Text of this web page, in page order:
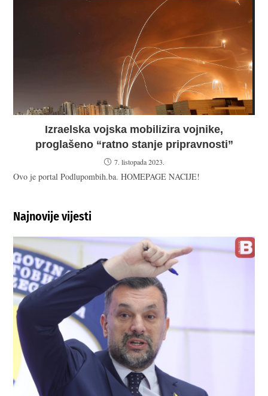
Izraelska vojska mobilizira vojnike,
proglašeno “ratno stanje pripravnosti”
7. listopada 2023.
Ovo je portal Podlupombih.ba. HOMEPAGE NACIJE!
Najnovije vijesti